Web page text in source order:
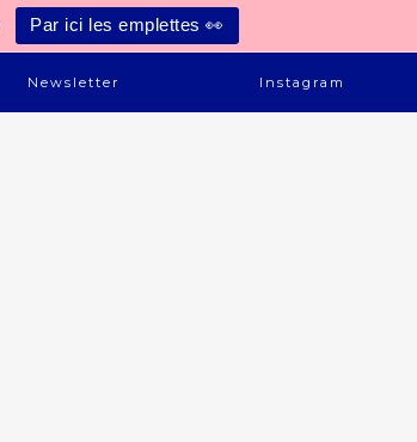
Par ici les emplettes 👀
Newsletter Instagram